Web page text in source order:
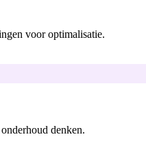
voor optimalisatie.
denken.